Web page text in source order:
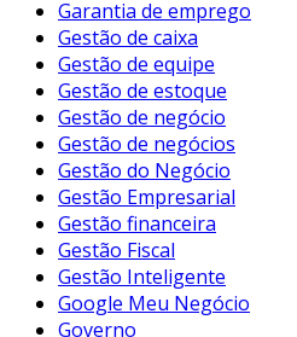
Garantia de emprego
Gestão de caixa
Gestão de equipe
Gestão de estoque
Gestão de negócio
Gestão de negócios
Gestão do Negócio
Gestão Empresarial
Gestão financeira
Gestão Fiscal
Gestão Inteligente
Google Meu Negócio
Governo